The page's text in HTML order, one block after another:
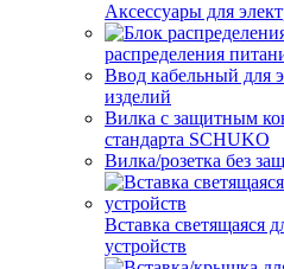
Аксессуары для
распределения
Ввод кабельный для
изделий
Вилка с защитным
стандарта SCHUKO
Вилка/розетка без
Вставка светящаяся
устройств